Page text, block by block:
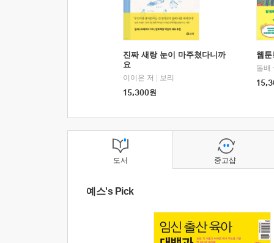
진짜 새랑 눈이 마주쳤다니까
요
이이은 저
보리
15,300원
웹
돌배
도서
예스's Pick
중고샵